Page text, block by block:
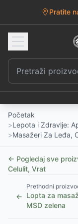
Pratite
Početak
>Lepota i Zdravlje:
>Masažeri Za Leđa,
← Pogledaj sve
Celulit, Vrat
←
Prethodni
Lopta za
MSD zelena